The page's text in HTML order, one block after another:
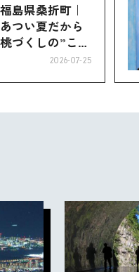
福島県桑折町｜
あつい夏だから
桃づくしの”こお
2026-07-25